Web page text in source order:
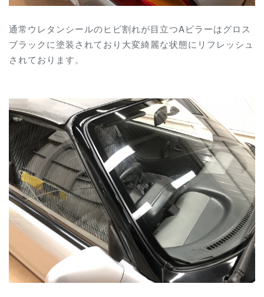
通常ウレタンシールのヒビ割れが目立つAピラーはグロス
ブラックに塗装されており大変綺麗な状態にリフレッシュ
されております。